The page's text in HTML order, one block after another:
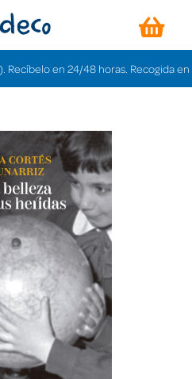
en 24/48 horas. Recogida en